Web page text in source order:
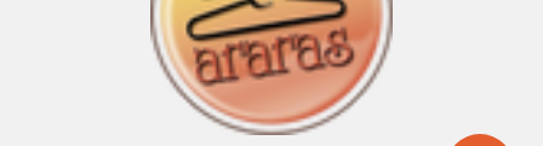
4118 busto masculino
4119 busto masculino r72
4120 expositor bermuda masculino